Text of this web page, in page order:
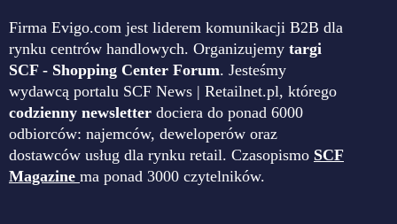
Firma Evigo.com jest liderem komunikacji B2B dla
rynku centrów handlowych. Organizujemy targi
SCF - Shopping Center Forum. Jesteśmy
wydawcą portalu SCF News | Retailnet.pl, którego
codzienny newsletter dociera do ponad 6000
odbiorców: najemców, deweloperów oraz
dostawców usług dla rynku retail. Czasopismo SCF
Magazine ma ponad 3000 czytelników.